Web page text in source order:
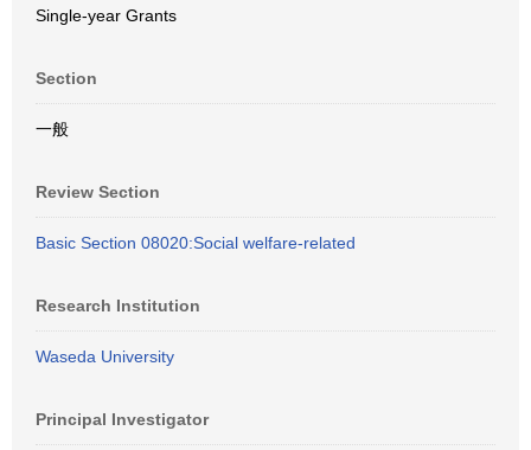
Single-year Grants
Section
一般
Review Section
Basic Section 08020:Social welfare-related
Research Institution
Waseda University
Principal Investigator